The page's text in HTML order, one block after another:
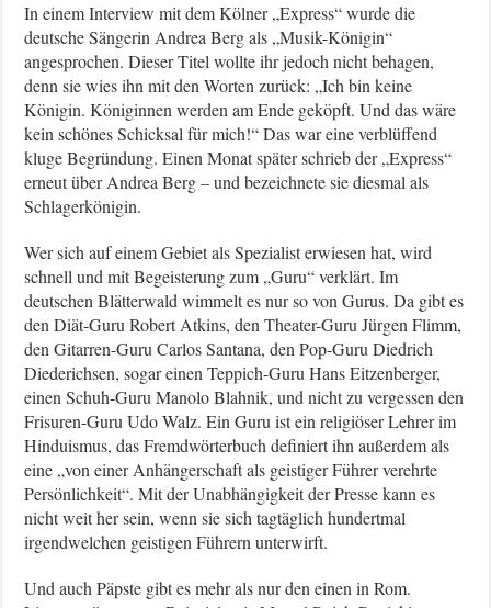
In einem Interview mit dem Kölner „Express“ wurde die
deutsche Sängerin Andrea Berg als „Musik-Königin“
angesprochen. Dieser Titel wollte ihr jedoch nicht behagen,
denn sie wies ihn mit den Worten zurück: „Ich bin keine
Königin. Königinnen werden am Ende geköpft. Und das wäre
kein schönes Schicksal für mich!“ Das war eine verblüffend
kluge Begründung. Einen Monat später schrieb der „Express“
erneut über Andrea Berg – und bezeichnete sie diesmal als
Schlagerkönigin.
Wer sich auf einem Gebiet als Spezialist erwiesen hat, wird
schnell und mit Begeisterung zum „Guru“ verklärt. Im
deutschen Blätterwald wimmelt es nur so von Gurus. Da gibt es
den Diät-Guru Robert Atkins, den Theater-Guru Jürgen Flimm,
den Gitarren-Guru Carlos Santana, den Pop-Guru Diedrich
Diederichsen, sogar einen Teppich-Guru Hans Eitzenberger,
einen Schuh-Guru Manolo Blahnik, und nicht zu vergessen den
Frisuren-Guru Udo Walz. Ein Guru ist ein religiöser Lehrer im
Hinduismus, das Fremdwörterbuch definiert ihn außerdem als
eine „von einer Anhängerschaft als geistiger Führer verehrte
Persönlichkeit“. Mit der Unabhängigkeit der Presse kann es
nicht weit her sein, wenn sie sich tagtäglich hundertmal
irgendwelchen geistigen Führern unterwirft.
Und auch Päpste gibt es mehr als nur den einen in Rom.